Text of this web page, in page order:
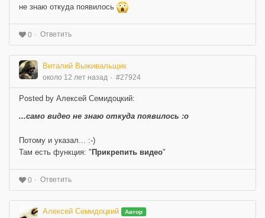
не знаю откуда появилось
0 Ответить
Виталий Выживальщик
около 12 лет назад #27924
Posted by Алексей Семидоцкий:
...само видео не знаю откуда появилось :o
Потому и указал... :-)
Там есть функция: " Прикрепить видео"
0 Ответить
Алексей Семидоцкий Автор